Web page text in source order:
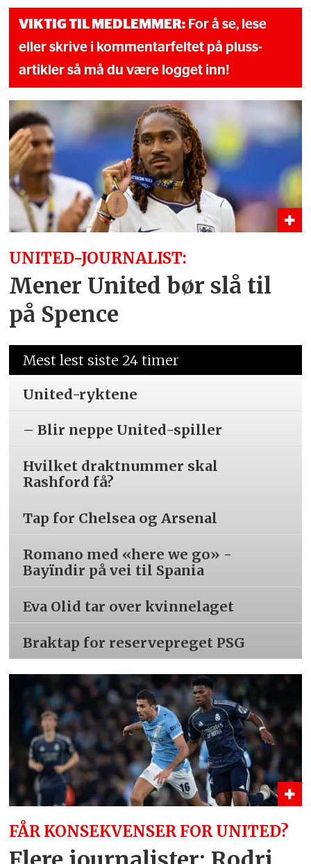
VIKTIG TIL MEDLEMMER: For å se, lese
eller skrive i kommentarfeltet på pluss-
artikler så må du være logget inn!
UNITED-JOURNALIST:
Mener United bør slå til
på Spence
Mest lest siste 24 timer
United-ryktene
– Blir neppe United-spiller
Hvilket draktnummer skal
Rashford få?
Tap for Chelsea og Arsenal
Romano med «here we go» -
Bayïndir på vei til Spania
Eva Olid tar over kvinnelaget
Braktap for reservepreget PSG
FÅR KONSEKVENSER FOR UNITED?